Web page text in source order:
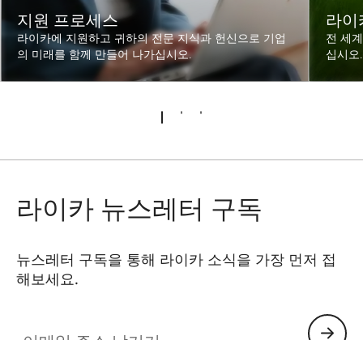
지원 프로세스
라이카에 지원하고 귀하의 전문 지식과 헌신으로 기업
의 미래를 함께 만들어 나가십시오.
라
전 세
십시
라이카 뉴스레터 구독
뉴스레터 구독을 통해 라이카 소식을 가장 먼저 접
해보세요.